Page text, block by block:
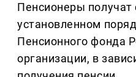
Пенсионеры получат
установленном
Пенсионного фонда
организации, в